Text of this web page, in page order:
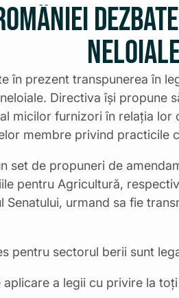
în prezent transpunerea în
Directiva își propune
micilor furnizori în relația
membre privind practicile
set de propuneri de
pentru Agricultură,
urmand sa fie
pentru sectorul berii sunt
aplicare a legii cu privire la